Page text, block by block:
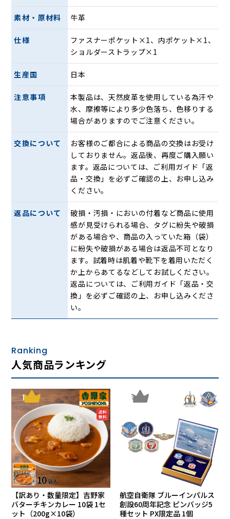
横型の薄いレザーサコッシュ。柔らかなレザーの特長を生か
し、袋状のつくりになっています。広々としたメインルーム
は長財布も収納可能。内側にはオープンポケットも完備。カ
ッチリとしたレザーの堅苦しさがなく、気軽に持てます。
薄マチなのでジャケットの下にも着用可能で、旅行時の貴重
品入れとしても活躍します。ショルダーベルトは取り外し可
能で、ベルトを外せばポーチとしても使えます。
DAKS（ダックス）とは
英国王室御用達にも指定されており、1956年にエジンバラ
公、1962年にエリザベス女王、1982年にチャールズ皇太子
から認定の証「ロイヤル・ウォラント（王室御用達認定
書）」を授与され、現在3つの紋章を掲げることを許されて
いるブランドです。
完璧を追求する理念、高品質で一目でDAKSとわかるDAKSら
しさに対するこだわりの精神、創業当初から受け継がれたポ
リシー「Quality First（品質第一）」が保証されている証と
いえます。
素材・原材料 牛革
仕様
ファスナーポケット×1、内ポケット×1、
ショルダーストラップ×1
生産国 日本
注意事項
本製品は、天然皮革を使用している為汗や
水、摩擦等により多少色落ち、色移りする
場合がありますのでご注意ください。
交換について
お客様のご都合による商品の交換はお受け
しておりません。返品後、再度ご購入願い
ます。返品については、ご利用ガイド「返
品・交換」を必ずご確認の上、お申し込み
ください。
返品について
破損・汚損・においの付着など商品に使用
感が見受けられる場合、タグに紛失や破損
がある場合や、商品の入っていた箱（袋）
に紛失や破損がある場合は返品不可となり
ます。試着時は肌着や靴下を着用いただく
か上からあてるなどしてお試しください。
返品については、ご利用ガイド「返品・交
換」を必ずご確認の上、お申し込みくださ
い。
Ranking
人気商品ランキング
1
【訳あり・数量限定】吉野家
バターチキンカレー 10袋 1セ
ット（200g×10袋）
2
航空自衛隊 ブルーインパルス
創設60周年記念 ピンバッジ5
種セット PX限定品 1個